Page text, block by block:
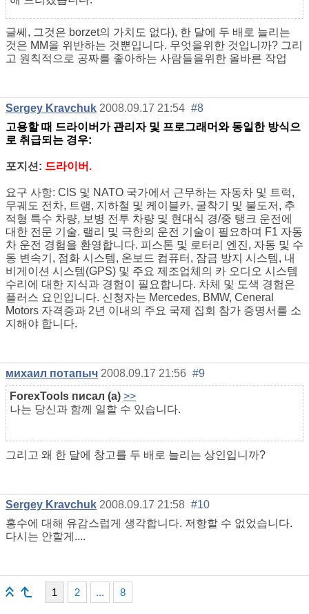
글쎄, 그것은 borzet의 가치도 없다), 한 달에 두 배로 늘리는
것은 MM을 위반하는 것뿐입니다. 무엇을위한 것입니까? 그리
고 원칙적으로 공짜를 좋아하는 사람들을위한 올바른 작업
Sergey Kravchuk 2008.09.17 21:54 #8
고용할 때 드라이버가 관리자 및 프로그래머와 동일한 방식으
로 취급되는 경우:
포지션: 드라이버.
요구 사항: CIS 및 NATO 국가에서 근무하는 자동차 및 트럭,
무궤도 전차, 트램, 지하철 및 케이블카, 굴착기 및 불도저, 추
적형 특수 차량, 보병 전투 차량 및 현대식 경/중 탱크 운전에
대한 전문 기술. 랠리 및 극한의 운전 기술이 필요하며 F1 자동
차 운전 경험을 환영합니다. 피스톤 및 로터리 엔진, 자동 및 수
동 변속기, 점화 시스템, 온보드 컴퓨터, 잠금 방지 시스템, 내
비게이션 시스템(GPS) 및 주요 제조업체의 카 오디오 시스템
수리에 대한 지식과 경험이 필요합니다. 차체 및 도색 경험은
플러스 요인입니다. 신청자는 Mercedes, BMW, Ceneral
Motors 자격증과 2년 이내의 주요 국제 집회 참가 증명서를 소
지해야 합니다.
михаил потапыч 2008.09.17 21:56 #9
ForexTools писал (а) >>
나는 당신과 함께 일할 수 있습니다.
그리고 왜 한 달에 창고를 두 배로 늘리는 상인입니까?
Sergey Kravchuk 2008.09.17 21:58 #10
홍수에 대해 유감스럽게 생각합니다. 저항할 수 없었습니다.
다시는 안할게....
1 2 ... 8